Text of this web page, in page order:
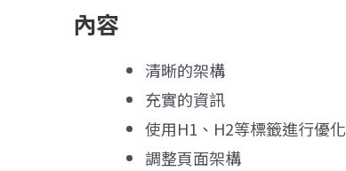
內容
清晰的架構
充實的資訊
使用H1、H2等標籤進行優化
調整頁面架構